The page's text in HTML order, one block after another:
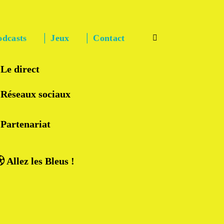
│ Jeux │ Contact
Le direct
Réseaux sociaux
Partenariat
Allez les Bleus !